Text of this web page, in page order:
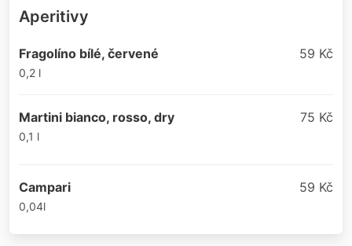
Aperitivy
Fragolíno bílé, červené 59 Kč
0,2 l
Martini bianco, rosso, dry 75 Kč
0,1 l
Campari 59 Kč
0,04l